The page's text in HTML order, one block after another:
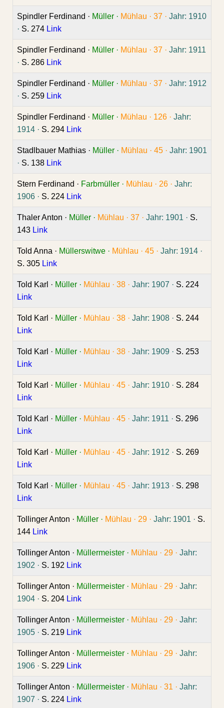
Spindler Ferdinand · Müller · Mühlau · 37 · Jahr: 1910
· S. 274 Link
Spindler Ferdinand · Müller · Mühlau · 37 · Jahr: 1911
· S. 286 Link
Spindler Ferdinand · Müller · Mühlau · 37 · Jahr: 1912
· S. 259 Link
Spindler Ferdinand · Müller · Mühlau · 126 · Jahr:
1914 · S. 294 Link
Stadlbauer Mathias · Müller · Mühlau · 45 · Jahr: 1901
· S. 138 Link
Stern Ferdinand · Farbmüller · Mühlau · 26 · Jahr:
1906 · S. 224 Link
Thaler Anton · Müller · Mühlau · 37 · Jahr: 1901 · S.
143 Link
Told Anna · Müllerswitwe · Mühlau · 45 · Jahr: 1914 ·
S. 305 Link
Told Karl · Müller · Mühlau · 38 · Jahr: 1907 · S. 224
Link
Told Karl · Müller · Mühlau · 38 · Jahr: 1908 · S. 244
Link
Told Karl · Müller · Mühlau · 38 · Jahr: 1909 · S. 253
Link
Told Karl · Müller · Mühlau · 45 · Jahr: 1910 · S. 284
Link
Told Karl · Müller · Mühlau · 45 · Jahr: 1911 · S. 296
Link
Told Karl · Müller · Mühlau · 45 · Jahr: 1912 · S. 269
Link
Told Karl · Müller · Mühlau · 45 · Jahr: 1913 · S. 298
Link
Tollinger Anton · Müller · Mühlau · 29 · Jahr: 1901 · S.
144 Link
Tollinger Anton · Müllermeister · Mühlau · 29 · Jahr:
1902 · S. 192 Link
Tollinger Anton · Müllermeister · Mühlau · 29 · Jahr:
1904 · S. 204 Link
Tollinger Anton · Müllermeister · Mühlau · 29 · Jahr:
1905 · S. 219 Link
Tollinger Anton · Müllermeister · Mühlau · 29 · Jahr:
1906 · S. 229 Link
Tollinger Anton · Müllermeister · Mühlau · 31 · Jahr:
1907 · S. 224 Link